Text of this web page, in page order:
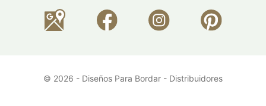
© 2026 - Diseños Para Bordar - Distribuidores